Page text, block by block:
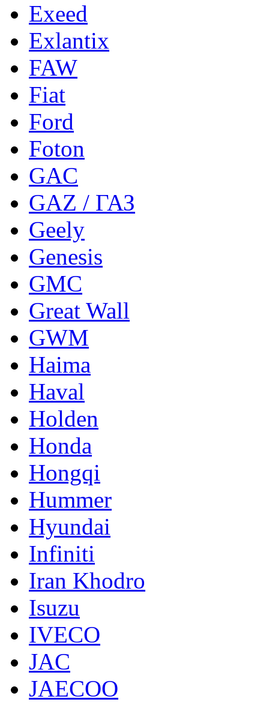
Exeed
Exlantix
FAW
Fiat
Ford
Foton
GAC
GAZ / ГАЗ
Geely
Genesis
GMC
Great Wall
GWM
Haima
Haval
Holden
Honda
Hongqi
Hummer
Hyundai
Infiniti
Iran Khodro
Isuzu
IVECO
JAC
JAECOO